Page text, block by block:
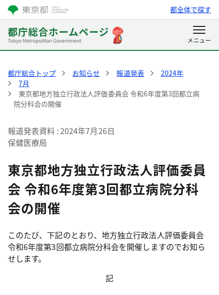
都全体で探す
都庁総合トップ お知らせ 報道発表
2024年
7月
東京都地方独立行政法人評価委員会 令和6年度第3回都立病
院分科会の開催
報道発表資料 2024年7月26日
保健医療局
東京都地方独立行政法人評価委員
会 令和6年度第3回都立病院分科
会の開催
このたび、下記のとおり、地方独立行政法人評価委員会
令和6年度第3回都立病院分科会を開催しますのでお知ら
せします。
記